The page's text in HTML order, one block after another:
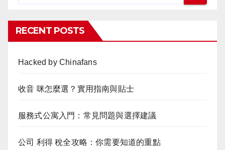
RECENT POSTS
Hacked by Chinafans
收音 咪怎麼選？實用指南與貼士
服務式公寓入門：常見問題與選擇建議
公司 利得 稅全攻略：你需要知道的重點